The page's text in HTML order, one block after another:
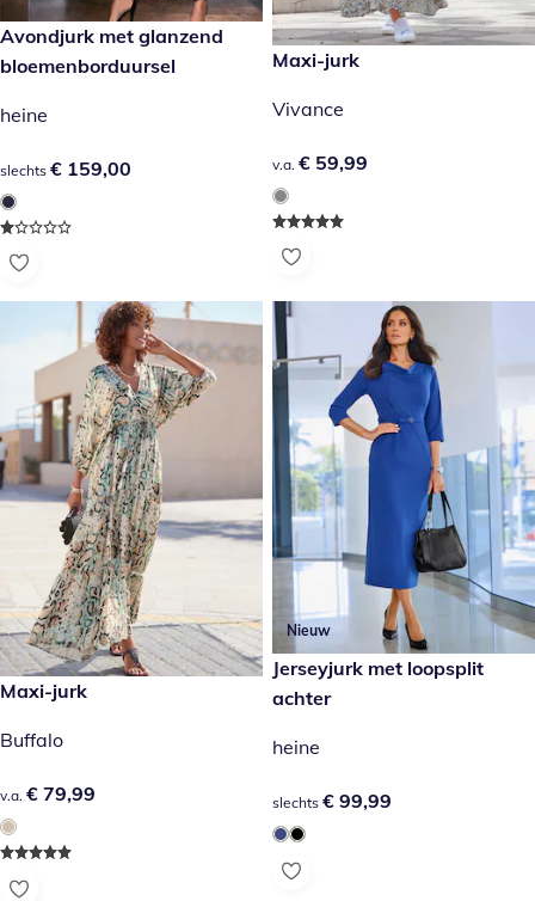
€ 159,00
Avondjurk met glanzend
bloemenborduursel
heine
€ 159,00
slechts € 159,00
€ 59,99
Maxi-jurk
Vivance
€ 59,99
v.a. € 59,99
€ 79,99
Maxi-jurk
Buffalo
€ 79,99
v.a. € 79,99
Nieuw
€ 99,99
Jerseyjurk met loopsplit
achter
heine
€ 99,99
slechts € 99,99